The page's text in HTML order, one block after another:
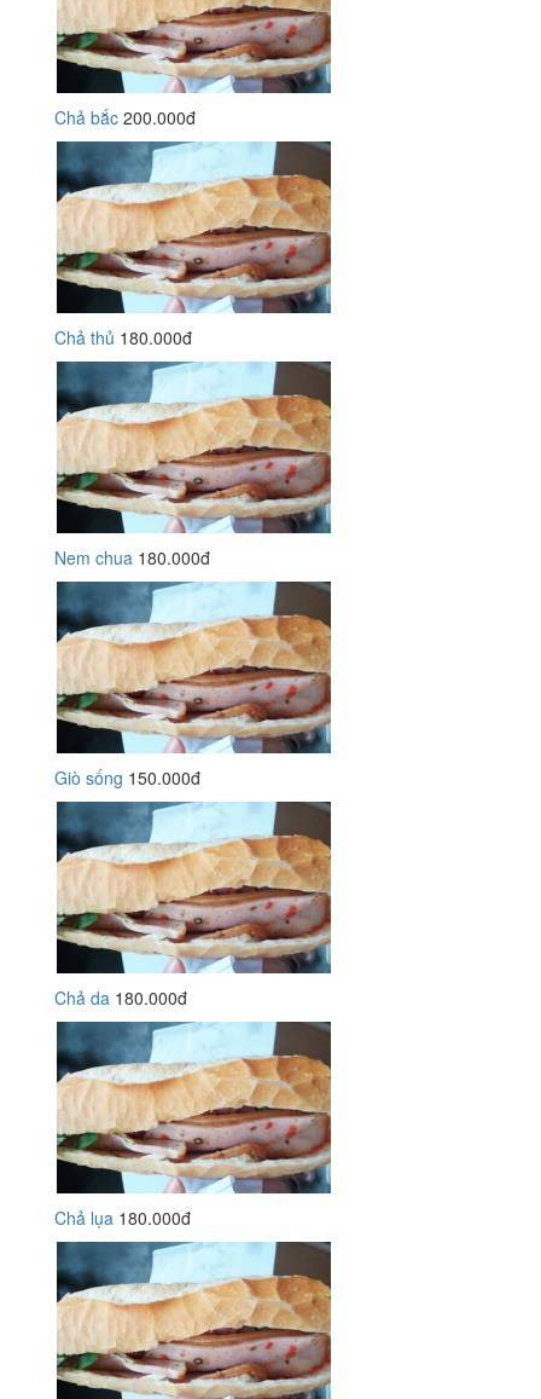
Chả bắc 200.000đ
Chả thủ 180.000đ
Nem chua 180.000đ
Giò sống 150.000đ
Chả da 180.000đ
Chả lụa 180.000đ